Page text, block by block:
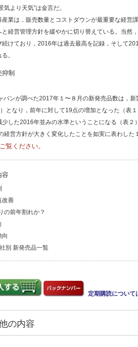
気より天気”は金言だ。
業は，販売数量とコストダウンが最重要な経営
経営管理方針を緩やかに切り替えている。当然
続けており，2016年は過去最高を記録，そして
。
制
ンが調べた2017年１〜８月の新発売品数は，
となり，前年に対して19点の増加となった（表
少した2016年並みの水準ということになる（表２
営方針が大きく変化したことを如実に表わした
覧ください。
容
改善
の前年割れか？
向
別 新発売品一覧
定期購読につい
の内容